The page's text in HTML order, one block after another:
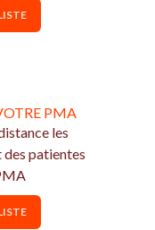
PMA
les
patientes